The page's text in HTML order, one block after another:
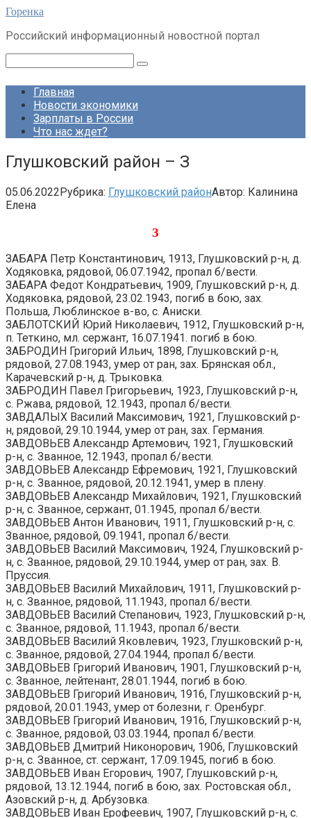
Перейти
контенту
Горенка
Российский информационный новостной портал
Главная
Новости экономики
Зарплаты в России
Что нас ждет?
Глушковский район – З
05.06.2022Рубрика: Глушковский районАвтор: Калинина
Елена
З
ЗАБАРА Петр Константинович, 1913, Глушковский р-н, д.
Ходяковка, рядовой, 06.07.1942, пропал б/вести.
ЗАБАРА Федот Кондратьевич, 1909, Глушковский р-н, д.
Ходяковка, рядовой, 23.02.1943, погиб в бою, зах.
Польша, Люблинское в-во, с. Аниски.
ЗАБЛОТСКИЙ Юрий Николаевич, 1912, Глушковский р-н,
п. Теткино, мл. сержант, 16.07.1941. погиб в бою.
ЗАБРОДИН Григорий Ильич, 1898, Глушковский р-н,
рядовой, 27.08.1943, умер от ран, зах. Брянская обл.,
Карачевский р-н, д. Трыковка.
ЗАБРОДИН Павел Григорьевич, 1923, Глушковский р-н,
с. Ржава, рядовой, 12.1943, пропал б/вести.
ЗАВДАЛЫХ Василий Максимович, 1921, Глушковский р-
н, рядовой, 29.10.1944, умер от ран, зах. Германия.
ЗАВДОВЬЕВ Александр Артемович, 1921, Глушковский
р-н, с. Званное, 12.1943, пропал б/вести.
ЗАВДОВЬЕВ Александр Ефремович, 1921, Глушковский
р-н, с. Званное, рядовой, 20.12.1941, умер в плену.
ЗАВДОВЬЕВ Александр Михайлович, 1921, Глушковский
р-н, с. Званное, сержант, 01.1945, пропал б/вести.
ЗАВДОВЬЕВ Антон Иванович, 1911, Глушковский р-н, с.
Званное, рядовой, 09.1941, пропал б/вести.
ЗАВДОВЬЕВ Василий Максимович, 1924, Глушковский р-
н, с. Званное, рядовой, 29.10.1944, умер от ран, зах. В.
Пруссия.
ЗАВДОВЬЕВ Василий Михайлович, 1911, Глушковский р-
н, с. Званное, рядовой, 11.1943, пропал б/вести.
ЗАВДОВЬЕВ Василий Степанович, 1923, Глушковский р-н,
с. Званное, рядовой, 11.1943, пропал б/вести.
ЗАВДОВЬЕВ Василий Яковлевич, 1923, Глушковский р-н,
с. Званное, рядовой, 27.04.1944, пропал б/вести.
ЗАВДОВЬЕВ Григорий Иванович, 1901, Глушковский р-н,
с. Званное, лейтенант, 28.01.1944, погиб в бою.
ЗАВДОВЬЕВ Григорий Иванович, 1916, Глушковский р-н,
рядовой, 20.01.1943, умер от болезни, г. Оренбург.
ЗАВДОВЬЕВ Григорий Иванович, 1916, Глушковский р-н,
с. Званное, рядовой, 03.03.1944, пропал б/вести.
ЗАВДОВЬЕВ Дмитрий Никонорович, 1906, Глушковский
р-н, с. Званное, ст. сержант, 17.09.1945, погиб в бою.
ЗАВДОВЬЕВ Иван Егорович, 1907, Глушковский р-н,
рядовой, 13.12.1944, погиб в бою, зах. Ростовская обл.,
Азовский р-н, д. Арбузовка.
ЗАВДОВЬЕВ Иван Ерофеевич, 1907, Глушковский р-н, с.